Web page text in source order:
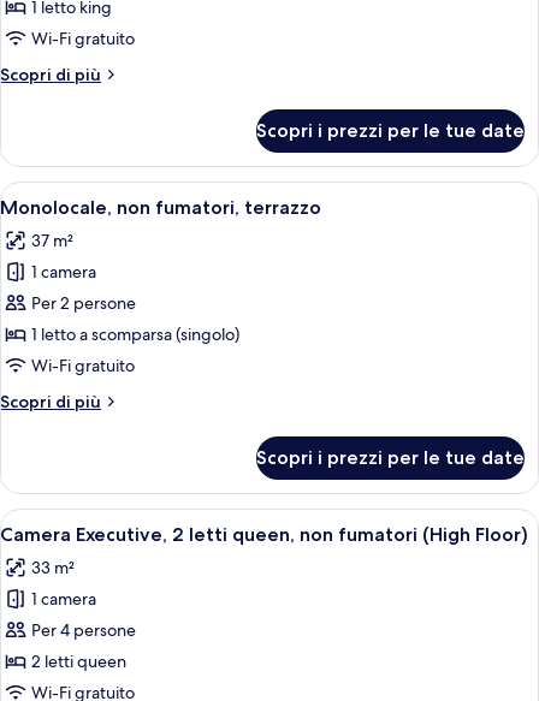
letto
non
città
(High
Floor)
1 letto king
Wi-Fi gratuito
Scopri di più
Altri
Executive,
letto
non
fumatori,
vista
città
(High
Floor)
Scopri i prezzi per le tue date
Apri
tutte
le
foto
per
Monolocale,
non
terrazzo
Una camera d'albergo moderna
4
Monolocale, non fumatori, terrazzo
37 m²
1 camera
Per 2 persone
1 letto a scomparsa (singolo)
Wi-Fi gratuito
Scopri di più
Altri
non
fumatori,
terrazzo
Scopri i prezzi per le tue date
Apri
tutte
le
foto
per
Camera
Executive,
Camera d'albergo con due letti, una
5
Camera Executive, 2 letti queen, non fumatori (High Floor)
33 m²
1 camera
Per 4 persone
2 letti queen
Wi-Fi gratuito